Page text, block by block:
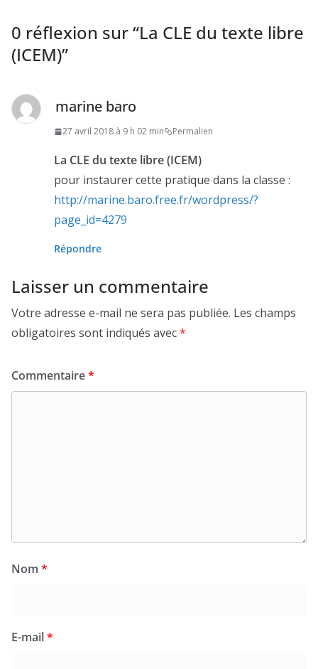
0 réflexion sur “La CLE du texte libre
(ICEM)”
marine baro
27 avril 2018 à 9 h 02 min Permalien
La CLE du texte libre (ICEM)
pour instaurer cette pratique dans la classe :
http://marine.baro.free.fr/wordpress/?
page_id=4279
Répondre
Laisser un commentaire
Votre adresse e-mail ne sera pas publiée. Les champs
obligatoires sont indiqués avec*
Commentaire*
Nom *
E-mail*